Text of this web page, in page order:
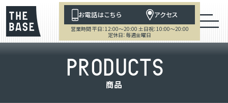
お電話はこちら アクセス
営業時間 平日：12:00～20:00 土日祝：10:00～20:00
定休日：毎週金曜日
PRODUCTS
商品